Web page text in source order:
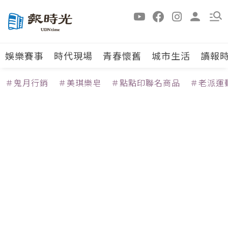
娛樂賽事 時代現場 青春懷舊 城市生活 讀報
＃鬼月行銷 ＃美琪樂皂 ＃點點印聯名商品 ＃老派運